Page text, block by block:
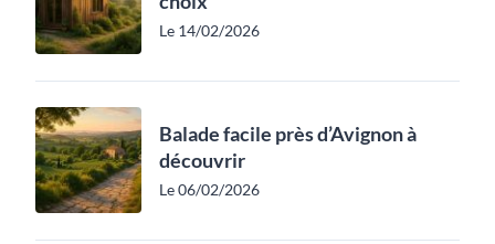
Le 14/02/2026
Balade facile près d’Avignon à
découvrir
Le 06/02/2026